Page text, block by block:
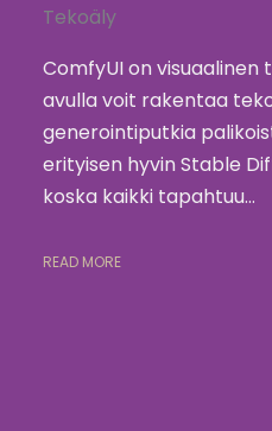
Tekoäly
ComfyUI on visuaalinen
avulla voit rakentaa
generointiputkia
erityisen hyvin Stable
koska kaikki tapahtuu…
READ MORE